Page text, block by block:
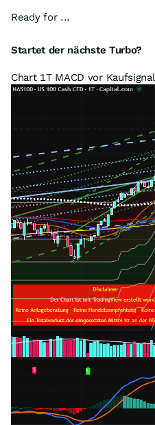
Ready for ...
Startet der nächste Turbo?
Chart 1T MACD vor Kaufsignal